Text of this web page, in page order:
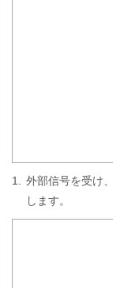
1.
外部信号を受け
します。